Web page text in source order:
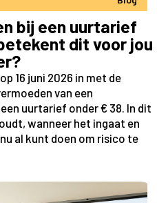
bij een uurtarief
dit voor jou
16 juni 2026 in met de
van een
uurtarief onder € 38. In dit
wanneer het ingaat en
al kunt doen om risico te